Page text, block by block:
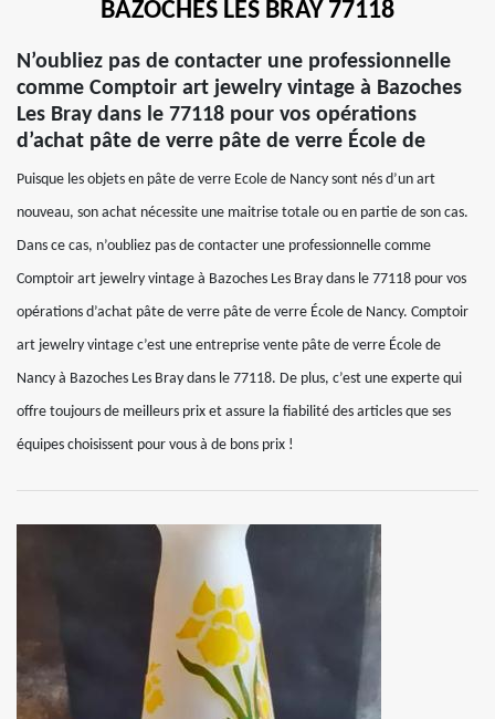
BAZOCHES LES BRAY 77118
N’oubliez pas de contacter une professionnelle
comme Comptoir art jewelry vintage à Bazoches
Les Bray dans le 77118 pour vos opérations
d’achat pâte de verre pâte de verre École de
Puisque les objets en pâte de verre Ecole de Nancy sont nés d’un art
nouveau, son achat nécessite une maitrise totale ou en partie de son cas.
Dans ce cas, n’oubliez pas de contacter une professionnelle comme
Comptoir art jewelry vintage à Bazoches Les Bray dans le 77118 pour vos
opérations d’achat pâte de verre pâte de verre École de Nancy. Comptoir
art jewelry vintage c’est une entreprise vente pâte de verre École de
Nancy à Bazoches Les Bray dans le 77118. De plus, c’est une experte qui
offre toujours de meilleurs prix et assure la fiabilité des articles que ses
équipes choisissent pour vous à de bons prix !